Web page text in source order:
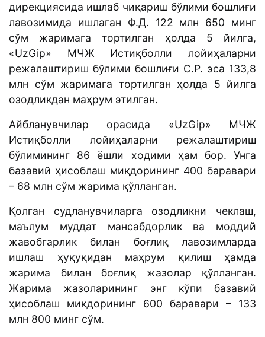
дирекциясида ишлаб чиқариш бўлими бошлиғи
лавозимида ишлаган Ф.Д. 122 млн 650 минг
сўм жаримага тортилган ҳолда 5 йилга,
«UzGip» МЧЖ Истиқболли лойиҳаларни
режалаштириш бўлими бошлиғи С.Р. эса 133,8
млн сўм жаримага тортилган ҳолда 5 йилга
озодликдан маҳрум этилган.
Айбланувчилар орасида «UzGip» МЧЖ
Истиқболли лойиҳаларни режалаштириш
бўлимининг 86 ёшли ходими ҳам бор. Унга
базавий ҳисоблаш миқдорининг 400 баравари
– 68 млн сўм жарима қўлланган.
Қолган судланувчиларга озодликни чеклаш,
маълум муддат мансабдорлик ва моддий
жавобгарлик билан боғлиқ лавозимларда
ишлаш ҳуқуқидан маҳрум қилиш ҳамда
жарима билан боғлиқ жазолар қўлланган.
Жарима жазоларининг энг кўпи базавий
ҳисоблаш миқдорининг 600 баравари – 133
млн 800 минг сўм.